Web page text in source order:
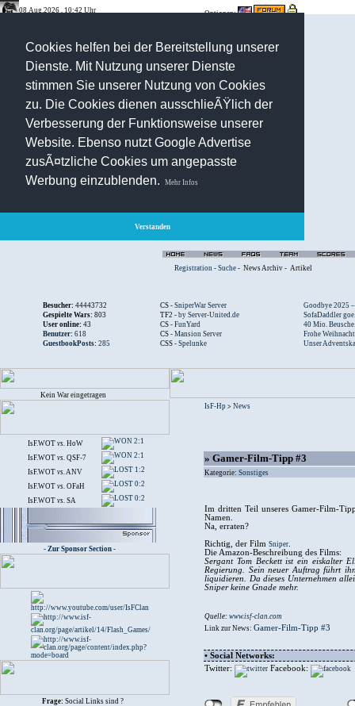
Cookies helfen bei der Bereitstellung unserer
Dienste. Mit Nutzung unserer Dienste
stimmen Sie unserer Nutzung von Cookies
zu. Die Cookies dienen ausschlieÃŸlich der
Verbesserung der Funktionsweise unserer
Website. Ebenso nutzt Google Advertise
zusÃ¤tzliche Cookies um angepasste
Werbung einzublenden.
Mehr Infos
Verstanden
08.Aug.2026 , 10:42 Uhr Optionen:
Registration - Suche - News Archiv - Artikel
Besucher: 44443732 CS - SniperWar Server
Goodbye 2025 –
Gespielte Wars: 803 TF2 - by Server-United.de
SofaDaddler
User online: 43 CS - FunYard
40 Mio.
Benutzer: 618 CS - Mansion Server
Frohe
GuestbookPosts: 285 CSS - Spelunke Unser
Kein War eingetragen
IsF.WOT vs. HoW 2:1
IsF.WOT vs. QSF-7 2:1
IsF.WOT vs.ANV 1:2
IsF.WOT vs. OFaH 0:2
IsF.WOT vs. SA 0:2
- Zur Sponsor Section -
Frage: Social Links sind ?
IsF-Hp > News
» Gamer-Film-Tipp #3
Kategorie: Sonstiges
Im dritten Teil unseres Gamer-Film-
Namen.
Na, erraten?
Richtig, der Film Sniper
Die Amazon-Beschreibung des Films:
Sergant Tom Beckett ist ein eiskalter
Regierung. Sein neuer Auftrag führt
liquidieren. Da dieses Unternehmen
Sniper keine Gnade mehr.
Quelle: www.isf-clan.com
Link zur News: Gamer-Film-Tipp #3
• Social Networks:
Twitter:
Facebook: